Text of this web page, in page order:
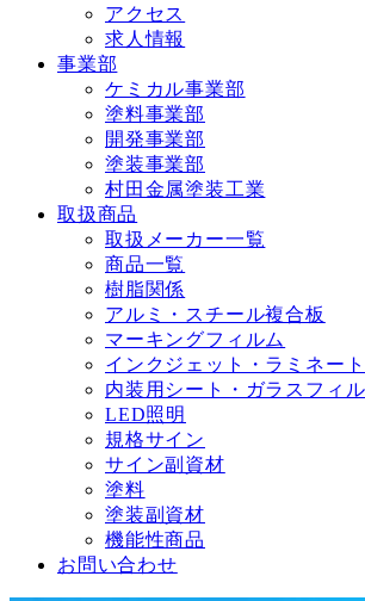
アクセス
求人情報
事業部
ケミカル事業部
塗料事業部
開発事業部
塗装事業部
村田金属塗装工業
取扱商品
取扱メーカー一覧
商品一覧
樹脂関係
アルミ・スチール複合板
マーキングフィルム
インクジェット・ラミネー
内装用シート・ガラスフィ
LED照明
規格サイン
サイン副資材
塗料
塗装副資材
機能性商品
お問い合わせ